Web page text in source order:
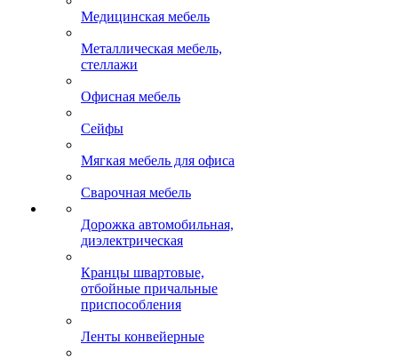
Медицинская мебель
Металлическая мебель,
стеллажи
Офисная мебель
Сейфы
Мягкая мебель для офиса
Сварочная мебель
Дорожка автомобильная,
диэлектрическая
Кранцы швартовые,
отбойные причальные
приспособления
Ленты конвейерные